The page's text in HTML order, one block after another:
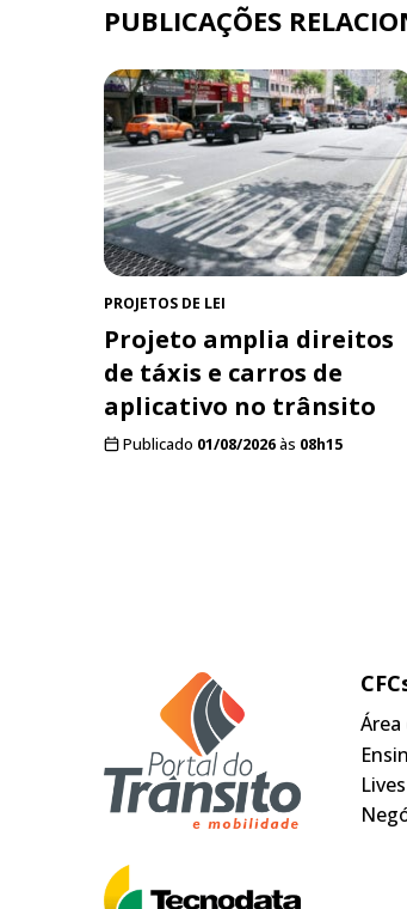
PUBLICAÇÕES
PROJETOS DE LEI
Projeto amplia direitos
de táxis e carros de
aplicativo no trânsito
Publicado 01/08/2026às 08h15
Área
Lives